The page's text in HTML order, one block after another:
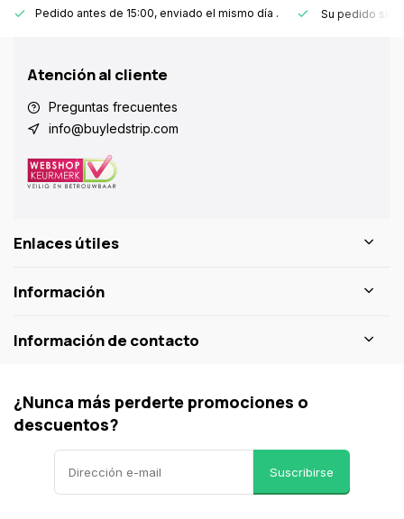
Pedido antes de 15:00, enviado el mismo día . Su pedido
Atención al cliente
Preguntas frecuentes
info@buyledstrip.com
Enlaces útiles
Información
Información de contacto
¿Nunca más perderte promociones o
descuentos?
Suscribirse